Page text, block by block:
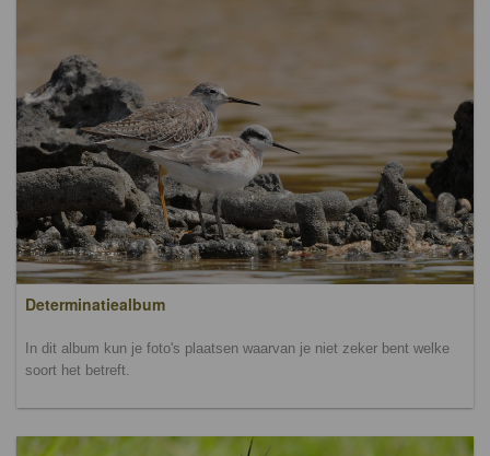
Determinatiealbum
In dit album kun je foto's plaatsen waarvan je niet zeker bent welke
soort het betreft.